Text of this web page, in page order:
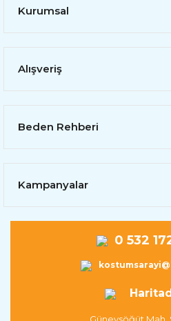
Kurumsal
Alışveriş
Beden Rehberi
Kampanyalar
0 532